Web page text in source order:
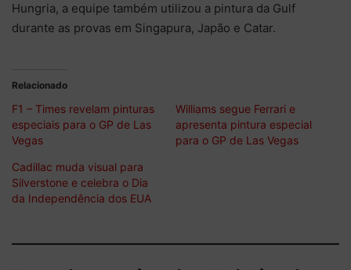
Hungria, a equipe também utilizou a pintura da Gulf
durante as provas em Singapura, Japão e Catar.
Relacionado
F1 – Times revelam pinturas
especiais para o GP de Las
Vegas
Williams segue Ferrari e
apresenta pintura especial
para o GP de Las Vegas
Cadillac muda visual para
Silverstone e celebra o Dia
da Independência dos EUA